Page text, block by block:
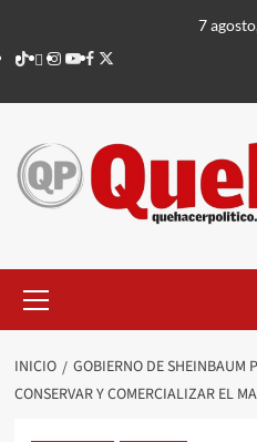
contenido
7
TikTok
threads
Instagram
Youtube
Facebook
X
principal
INICIO
GOBIERNO DE SHEINBAUM
CONSERVAR Y COMERCIALIZAR EL